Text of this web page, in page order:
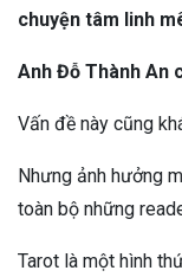
chuyện tâm linh
Anh Đỗ Thành An
Vấn đề này cũng
Nhưng ảnh hưởng
toàn bộ những
Tarot là một hình